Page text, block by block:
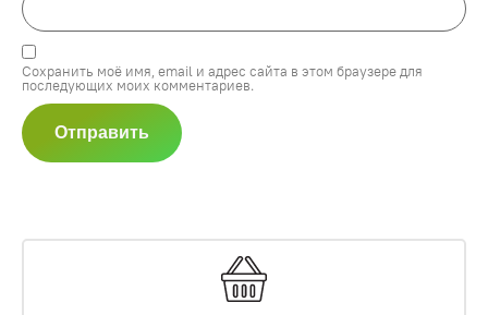
Сохранить моё имя, email и адрес сайта в этом браузере для
последующих моих комментариев.